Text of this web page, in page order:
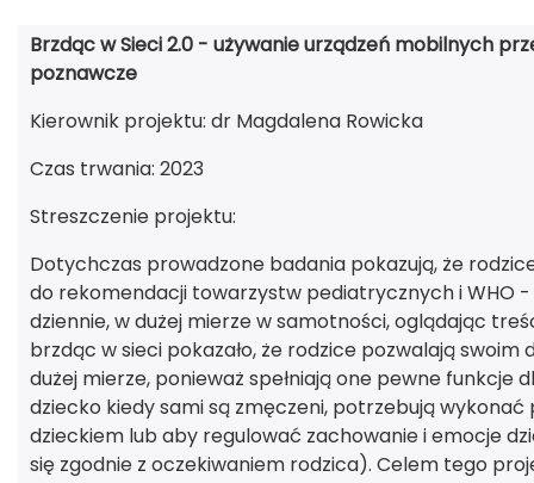
Brzdąc w Sieci 2.0 - używanie urządzeń mobilnych
poznawcze
Kierownik projektu: dr Magdalena Rowicka
Czas trwania: 2023
Streszczenie projektu:
Dotychczas prowadzone badania pokazują, że
do rekomendacji towarzystw pediatrycznych i WHO
dziennie, w dużej mierze w samotności, oglądając
brzdąc w sieci pokazało, że rodzice pozwalają
dużej mierze, ponieważ spełniają one pewne
dziecko kiedy sami są zmęczeni, potrzebują
dzieckiem lub aby regulować zachowanie i emocje
się zgodnie z oczekiwaniem rodzica). Celem tego